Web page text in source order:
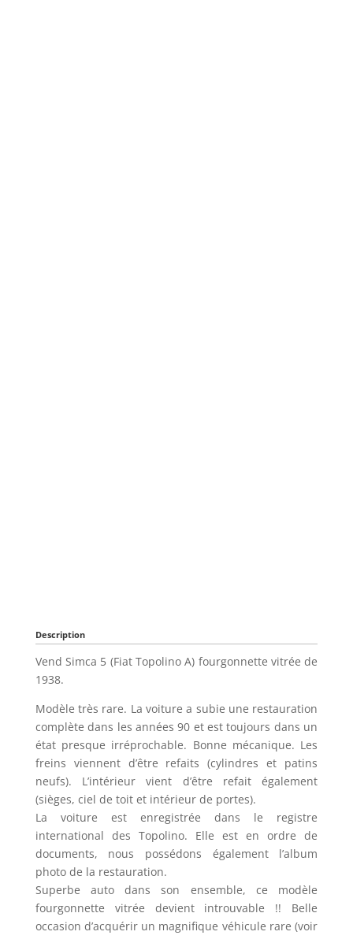
Description
Vend Simca 5 (Fiat Topolino A) fourgonnette vitrée de
1938.
Modèle très rare. La voiture a subie une restauration
complète dans les années 90 et est toujours dans un
état presque irréprochable. Bonne mécanique. Les
freins viennent d’être refaits (cylindres et patins
neufs). L’intérieur vient d’être refait également
(sièges, ciel de toit et intérieur de portes).
La voiture est enregistrée dans le registre
international des Topolino. Elle est en ordre de
documents, nous possédons également l’album
photo de la restauration.
Superbe auto dans son ensemble, ce modèle
fourgonnette vitrée devient introuvable !! Belle
occasion d’acquérir un magnifique véhicule rare (voir